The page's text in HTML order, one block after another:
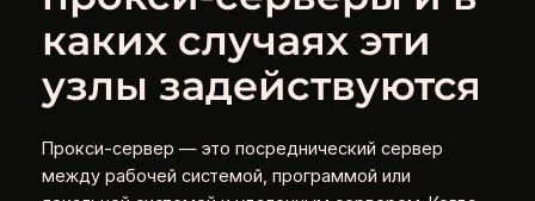
каких случаях эти
узлы задействуются
Прокси-сервер — это посреднический сервер
между рабочей системой, программой или